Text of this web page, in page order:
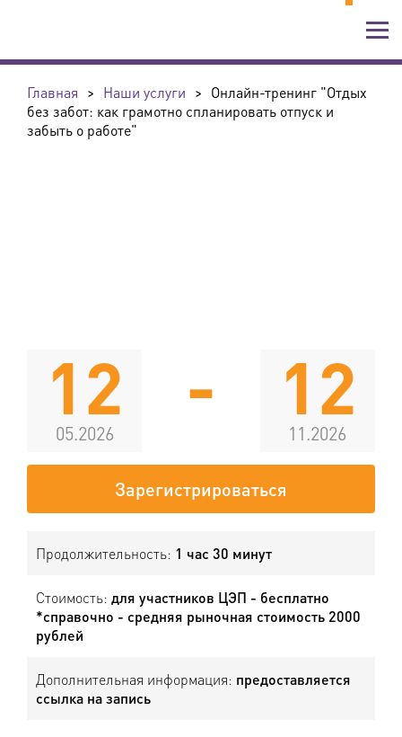
Главная > Наши услуги > Онлайн-тренинг "Отдых
без забот: как грамотно спланировать отпуск и
забыть о работе"
12
05.2026
- 12
11.2026
Зарегистрироваться
Продолжительность: 1 час 30 минут
Стоимость: для участников ЦЭП - бесплатно
*справочно - средняя рыночная стоимость 2000
рублей
Дополнительная информация: предоставляется
ссылка на запись